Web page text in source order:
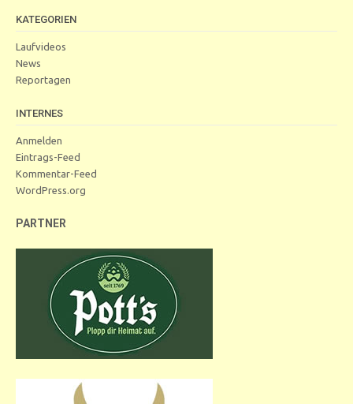
KATEGORIEN
Laufvideos
News
Reportagen
INTERNES
Anmelden
Eintrags-Feed
Kommentar-Feed
WordPress.org
PARTNER